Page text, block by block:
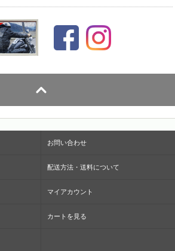
お問い合わせ
配送方法・送料について
マイアカウント
カートを見る